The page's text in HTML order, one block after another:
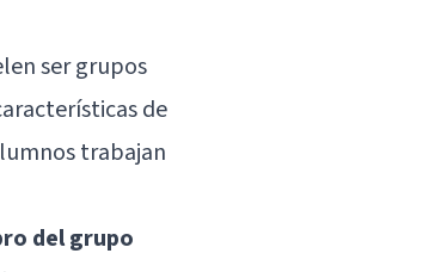
ser grupos
de
trabajan
del grupo